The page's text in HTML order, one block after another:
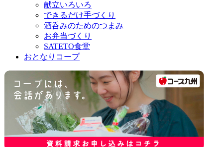
献立いろいろ
できるだけ手づくり
酒呑みのためのつまみ
お弁当づくり
SATETO食堂
おとなりコープ